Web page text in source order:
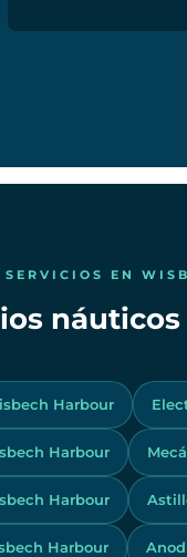
SERVICIOS EN
Harbour
Harbour
Harbour
Harbour